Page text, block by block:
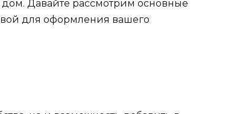
дом. Давайте рассмотрим основные
для оформления вашего